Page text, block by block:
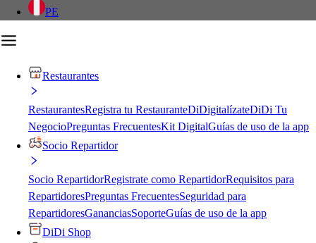
PE
Restaurantes
RestaurantesRegistra tu RestauranteDiDigitalízateDiDi Tu
NegocioPreguntas FrecuentesKit DigitalGuías de uso de la app
Socio Repartidor
Socio RepartidorRegistrate como RepartidorRequisitos para
RepartidoresPreguntas FrecuentesSeguridad para
RepartidoresGananciasSoporteGuías de uso de la app
DiDi Shop